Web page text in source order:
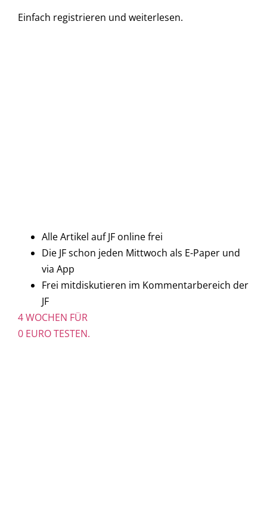
Einfach registrieren und weiterlesen.
Alle Artikel auf JF online frei
Die JF schon jeden Mittwoch als E-Paper und
via App
Frei mitdiskutieren im Kommentarbereich der
JF
4 WOCHEN FÜR
0 EURO TESTEN.